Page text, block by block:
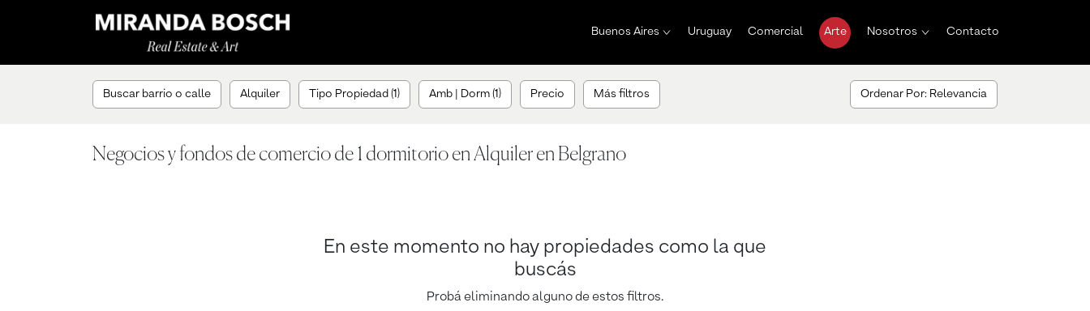
Buenos Aires Uruguay Comercial Arte Nosotros Contacto
Buscar barrio o calle Alquiler Tipo Propiedad (1) Amb | Dorm (1) Precio Más filtros Ordenar Por: Relevancia
Negocios y fondos de comercio de 1 dormitorio en Alquiler en Belgrano
En este momento no hay propiedades como la que
buscás
Probá eliminando alguno de estos filtros.